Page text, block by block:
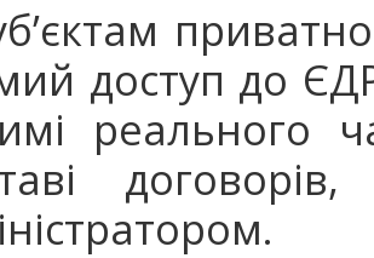
доступ до
реального